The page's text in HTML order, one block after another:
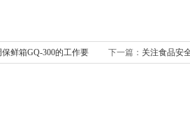
鲜箱GQ-300的工作要 下一篇： 关注食品安